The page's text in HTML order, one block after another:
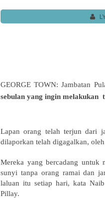
GEORGE TOWN: Jambatan
sebulan yang ingin melakukan
Lapan orang telah terjun dari
dilaporkan telah digagalkan,
Mereka yang bercadang untuk
sunyi tanpa orang ramai dan
laluan itu setiap hari, kata Naib
Pillay.